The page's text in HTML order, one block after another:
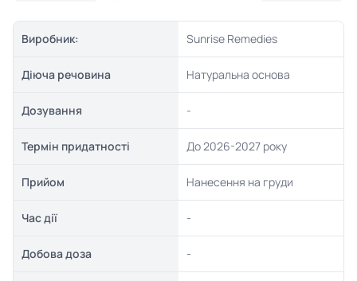
Виробник: Sunrise Remedies
Діюча речовина Натуральна основа
Дозування -
Термін придатності До 2026-2027 року
Прийом Нанесення на груди
Час дії -
Добова доза -